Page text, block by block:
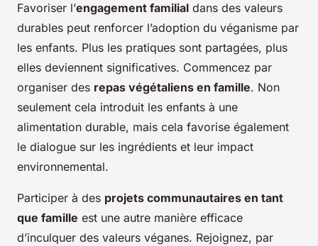
Favoriser l’engagement familial dans des valeurs
durables peut renforcer l’adoption du véganisme par
les enfants. Plus les pratiques sont partagées, plus
elles deviennent significatives. Commencez par
organiser des repas végétaliens en famille. Non
seulement cela introduit les enfants à une
alimentation durable, mais cela favorise également
le dialogue sur les ingrédients et leur impact
environnemental.
Participer à des projets communautaires en tant
que famille est une autre manière efficace
d’inculquer des valeurs véganes. Rejoignez, par